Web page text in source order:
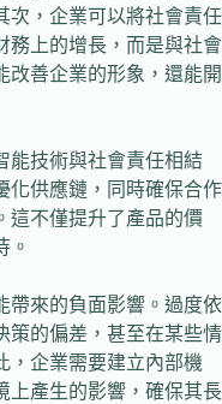
次，企業可以將社會責任
務上的增長，而是與社會
改善企業的形象，還能開
能技術與社會責任相結
化供應鏈，同時確保合作
這不僅提升了產品的價
。
帶來的負面影響。過度依
策的偏差，甚至在某些情
，企業需要建立內部機
上產生的影響，確保其長